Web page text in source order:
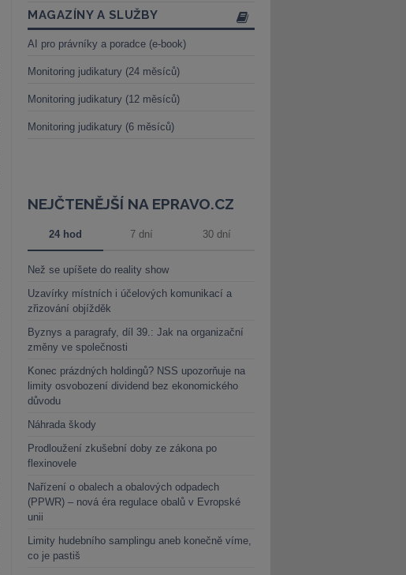
MAGAZÍNY A SLUŽBY
AI pro právníky a poradce (e-book)
Monitoring judikatury (24 měsíců)
Monitoring judikatury (12 měsíců)
Monitoring judikatury (6 měsíců)
NEJČTENĚJŠÍ NA EPRAVO.CZ
24 hod 7 dní 30 dní
Než se upíšete do reality show
Uzavírky místních i účelových komunikací a
zřizování objížděk
Byznys a paragrafy, díl 39.: Jak na organizační
změny ve společnosti
Konec prázdných holdingů? NSS upozorňuje na
limity osvobození dividend bez ekonomického
důvodu
Náhrada škody
Prodloužení zkušební doby ze zákona po
flexinovele
Nařízení o obalech a obalových odpadech
(PPWR) – nová éra regulace obalů v Evropské
unii
Limity hudebního samplingu aneb konečně víme,
co je pastiš